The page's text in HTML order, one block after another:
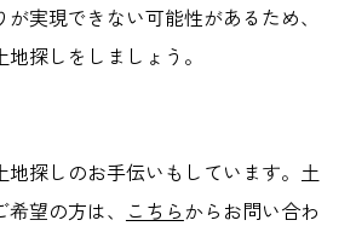
実現できない可能性があるため、
探しをしましょう。
地探しのお手伝いもしています。土
望の方は、 こちらからお問い合わ